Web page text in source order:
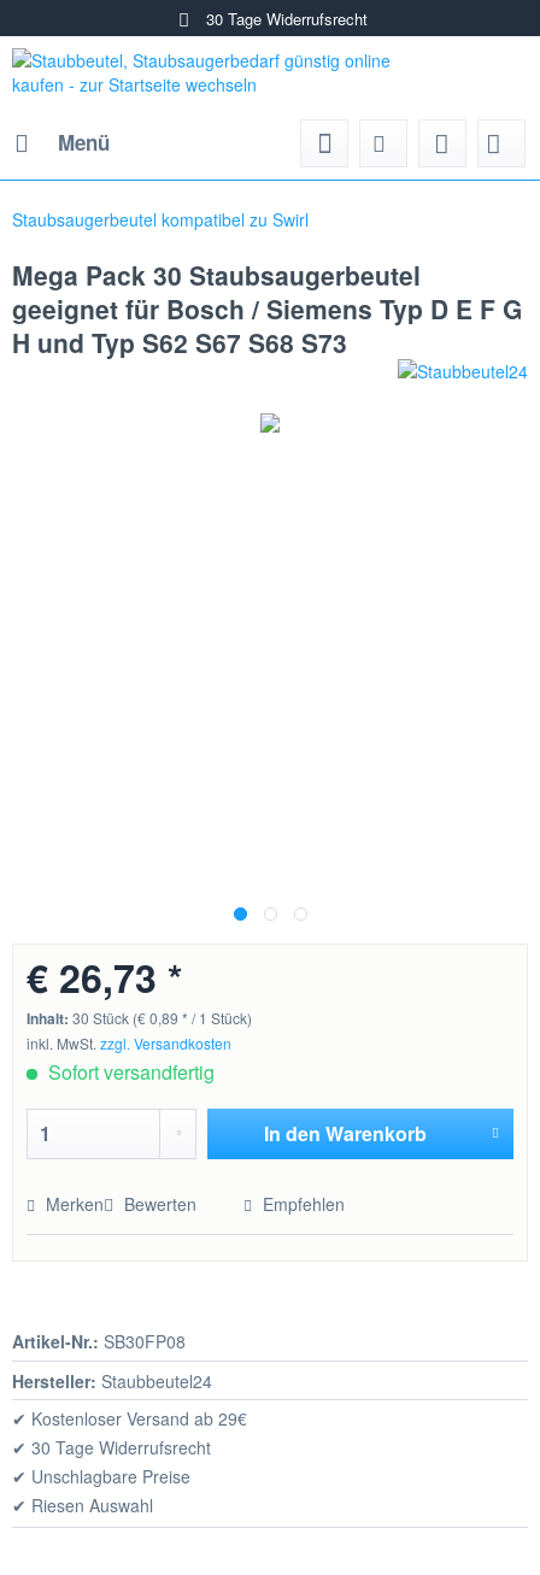
30 Tage Widerrufsrecht
Menü
Staubsaugerbeutel kompatibel zu Swirl
Mega Pack 30 Staubsaugerbeutel
geeignet für Bosch / Siemens Typ D E F G
H und Typ S62 S67 S68 S73
€ 26,73 *
Inhalt:30 Stück (€ 0,89 * / 1 Stück)
inkl. MwSt.zzgl. Versandkosten
Sofort versandfertig
In den Warenkorb
Merken Bewerten Empfehlen
Artikel-Nr.: SB30FP08
Hersteller: Staubbeutel24
✔ Kostenloser Versand ab 29€
✔ 30 Tage Widerrufsrecht
✔ Unschlagbare Preise
✔ Riesen Auswahl